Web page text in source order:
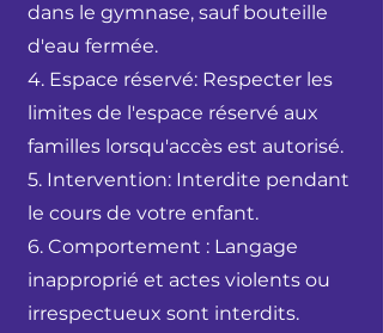
dans le gymnase, sauf bouteille
d'eau fermée.
4. Espace réservé: Respecter les
limites de l'espace réservé aux
familles lorsqu'accès est autorisé.
5. Intervention: Interdite pendant
le cours de votre enfant.
6. Comportement : Langage
inapproprié et actes violents ou
irrespectueux sont interdits.